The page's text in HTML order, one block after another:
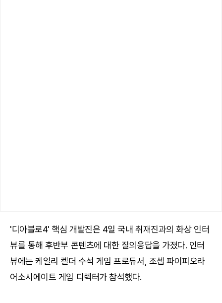
'디아블로4' 핵심 개발진은 4일 국내 취재진과의 화상 인터
뷰를 통해 후반부 콘텐츠에 대한 질의응답을 가졌다. 인터
뷰에는 케일리 켈더 수석 게임 프로듀서, 조셉 파이피오라
어소시에이트 게임 디렉터가 참석했다.